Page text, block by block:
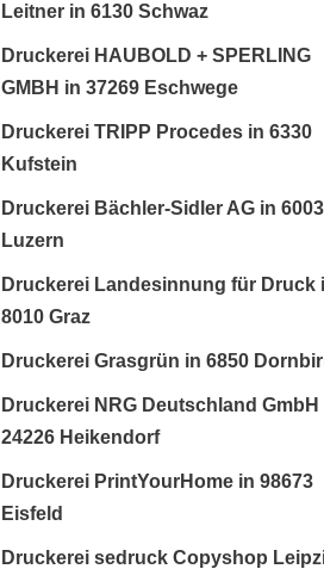
Leitner in 6130 Schwaz
Druckerei HAUBOLD + SPERLING
GMBH in 37269 Eschwege
Druckerei TRIPP Procedes in 6330
Kufstein
Druckerei Bächler-Sidler AG in 6003
Luzern
Druckerei Landesinnung für Druck
8010 Graz
Druckerei Grasgrün in 6850
Druckerei NRG Deutschland GmbH
24226 Heikendorf
Druckerei PrintYourHome in 98673
Eisfeld
Druckerei sedruck Copyshop